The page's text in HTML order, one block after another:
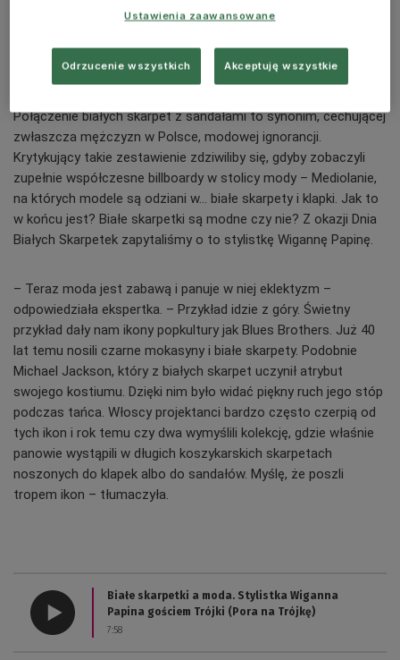
Prawdziwa historia "Domu Gucci" Ridleya Scotta
"Przykład idzie z góry"
Połączenie białych skarpet z sandałami to synonim, cechującej
zwłaszcza mężczyzn w Polsce, modowej ignorancji.
Krytykujący takie zestawienie zdziwiliby się, gdyby zobaczyli
zupełnie współczesne billboardy w stolicy mody – Mediolanie,
na których modele są odziani w… białe skarpety i klapki. Jak to
w końcu jest? Białe skarpetki są modne czy nie? Z okazji Dnia
Białych Skarpetek zapytaliśmy o to stylistkę Wigannę Papinę.
– Teraz moda jest zabawą i panuje w niej eklektyzm –
odpowiedziała ekspertka. – Przykład idzie z góry. Świetny
przykład dały nam ikony popkultury jak Blues Brothers. Już 40
lat temu nosili czarne mokasyny i białe skarpety. Podobnie
Michael Jackson, który z białych skarpet uczynił atrybut
swojego kostiumu. Dzięki nim było widać piękny ruch jego stóp
podczas tańca. Włoscy projektanci bardzo często czerpią od
tych ikon i rok temu czy dwa wymyślili kolekcję, gdzie właśnie
panowie wystąpili w długich koszykarskich skarpetach
noszonych do klapek albo do sandałów. Myślę, że poszli
tropem ikon – tłumaczyła.
Białe skarpetki a moda. Stylistka Wiganna
Papina gościem Trójki (Pora na Trójkę)
7:58
Ustawienia zaawansowane
Odrzucenie wszystkich Akceptuję wszystkie